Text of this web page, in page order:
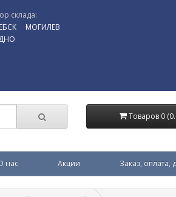
склада:
МОГИЛЕВ
Товаров 0
нас Акции Заказ, оплата,